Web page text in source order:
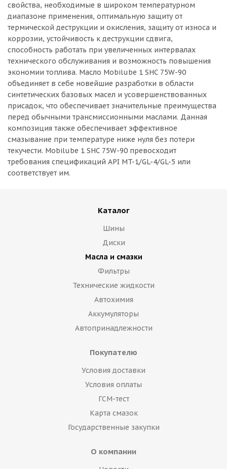
свойства, необходимые в широком температурном
диапазоне применения, оптимальную защиту от
термической деструкции и окисления, защиту от износа и
коррозии, устойчивость к деструкции сдвига,
способность работать при увеличенных интервалах
технического обслуживания и возможность повышения
экономии топлива. Масло Mobilube 1 SHC 75W-90
объединяет в себе новейшие разработки в области
синтетических базовых масел и усовершенствованных
присадок, что обеспечивает значительные преимущества
перед обычными трансмиссионными маслами. Данная
композиция также обеспечивает эффективное
смазывание при температуре ниже нуля без потери
текучести. Mobilube 1 SHC 75W-90 превосходит
требования спецификаций API MT-1/GL-4/GL-5 или
соответствует им.
Каталог
Шины
Диски
Масла и смазки
Фильтры
Технические жидкости
Автохимия
Аккумуляторы
Автопринадлежности
Покупателю
Условия доставки
Условия оплаты
ГСМ-тест
Карта смазок
Государственные закупки
О компании